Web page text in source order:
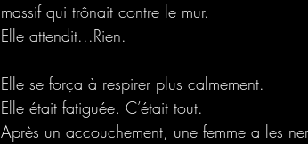
massif qui trônait contre le mur.
Elle attendit...Rien.
Elle se força à respirer plus calmement.
Elle était fatiguée. C’était tout.
Après un accouchement, une femme a les